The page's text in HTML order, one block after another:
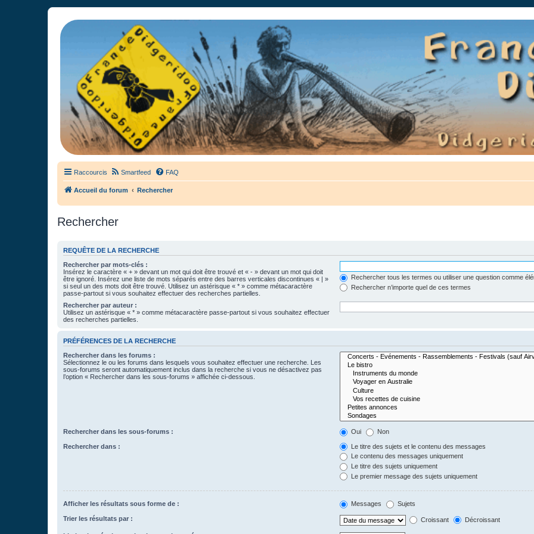
France Didgeridoo
Didgeridoo et Guimbarde sur France Didgeridoo - retrouvez la communauté.
Raccourcis Smartfeed FAQ
Accueil du forum Rechercher
Rechercher
REQUÊTE DE LA RECHERCHE
Rechercher par mots-clés :
Insérez le caractère « + » devant un mot qui doit être trouvé et « - » devant un mot qui doit
être ignoré. Insérez une liste de mots séparés entre des barres verticales discontinues « | »
si seul un des mots doit être trouvé. Utilisez un astérisque « * » comme métacaractère
passe-partout si vous souhaitez effectuer des recherches partielles.
Rechercher tous les termes ou utiliser une question comme
Rechercher n’importe quel de ces termes
Rechercher par auteur :
Utilisez un astérisque « * » comme métacaractère passe-partout si vous souhaitez effectuer
des recherches partielles.
PRÉFÉRENCES DE LA RECHERCHE
Rechercher dans les forums :
Sélectionnez le ou les forums dans lesquels vous souhaitez effectuer une recherche. Les
sous-forums seront automatiquement inclus dans la recherche si vous ne désactivez pas
l’option « Rechercher dans les sous-forums » affichée ci-dessous.
Rechercher dans les sous-forums : Oui Non
Rechercher dans :
Le titre des sujets et le contenu des messages
Le contenu des messages uniquement
Le titre des sujets uniquement
Le premier message des sujets uniquement
Afficher les résultats sous forme de : Messages Sujets
Trier les résultats par : Croissant Décroissant